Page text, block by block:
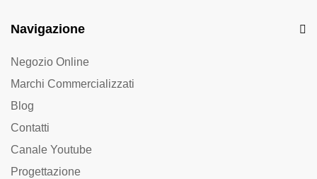
Navigazione
Negozio Online
Marchi Commercializzati
Blog
Contatti
Canale Youtube
Progettazione